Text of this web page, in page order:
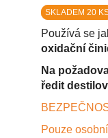
SKLADEM 20
Používá se
oxidační
Na
ředit
Pouze